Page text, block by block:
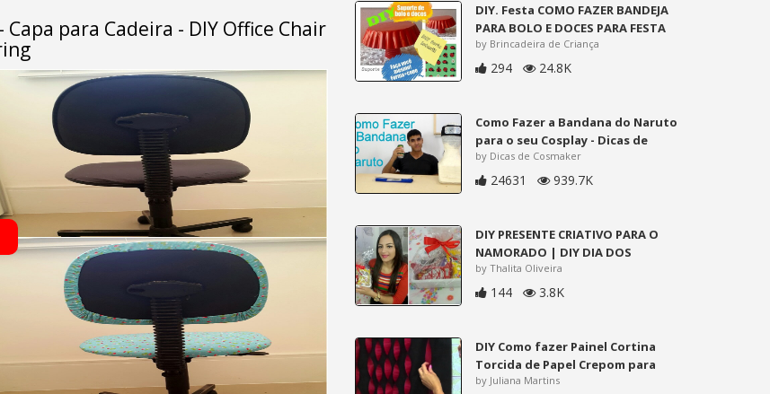
para Cadeira - DIY Office Chair
DIY. Festa COMO FAZER BANDEJA
PARA BOLO E DOCES PARA FESTA
by Brincadeira de Criança
294 24.8K
Como Fazer a Bandana do Naruto
para o seu Cosplay - Dicas de
by Dicas de Cosmaker
24631 939.7K
DIY PRESENTE CRIATIVO PARA O
NAMORADO | DIY DIA DOS
by Thalita Oliveira
144 3.8K
DIY Como fazer Painel Cortina
Torcida de Papel Crepom para
by Juliana Martins